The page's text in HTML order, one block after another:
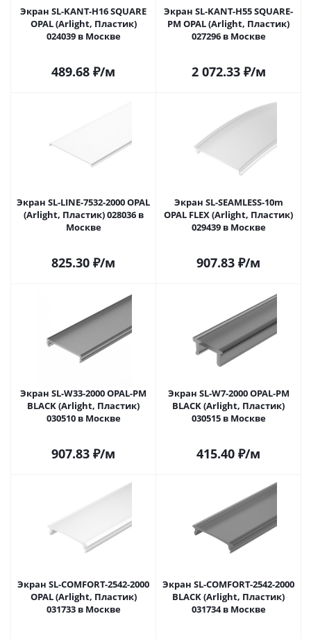
Экран SL-KANT-H16 SQUARE
OPAL (Arlight, Пластик)
024039 в Москве
489.68 ₽/м
Экран SL-KANT-H55 SQUARE-
PM OPAL (Arlight, Пластик)
027296 в Москве
2 072.33₽/м
Экран SL-LINE-7532-2000 OPAL
(Arlight, Пластик) 028036 в
Москве
825.30 ₽/м
Экран SL-SEAMLESS-10m
OPAL FLEX (Arlight, Пластик)
029439 в Москве
907.83 ₽/м
Экран SL-W33-2000 OPAL-PM
BLACK (Arlight, Пластик)
030510 в Москве
907.83 ₽/м
Экран SL-W7-2000 OPAL-PM
BLACK (Arlight, Пластик)
030515 в Москве
415.40 ₽/м
Экран SL-COMFORT-2542-2000
OPAL (Arlight, Пластик)
031733 в Москве
Экран SL-COMFORT-2542-2000
BLACK (Arlight, Пластик)
031734 в Москве